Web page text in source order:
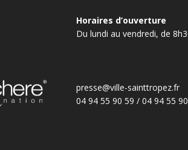
Horaires d’ouverture
Du lundi au vendredi, de
presse@ville-sainttropez.fr
04 94 55 90 59 / 04 94 55